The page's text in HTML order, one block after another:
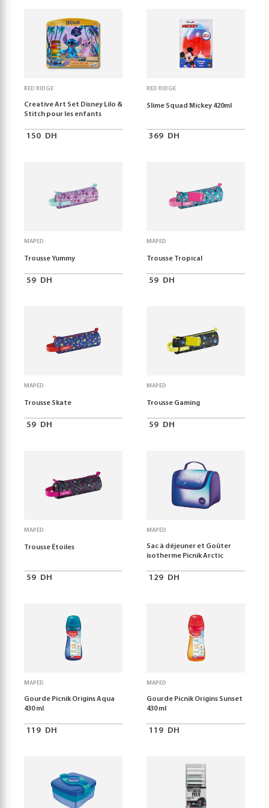
RED RIDGE
Creative Art Set Disney Lilo &
Stitch pour les enfants
150 DH
RED RIDGE
Slime Squad Mickey 420ml
369 DH
MAPED
Trousse Yummy
59 DH
MAPED
Trousse Tropical
59 DH
MAPED
Trousse Skate
59 DH
MAPED
Trousse Gaming
59 DH
MAPED
Trousse Étoiles
59 DH
MAPED
Sac à déjeuner et Goûter
isotherme Picnik Arctic
129 DH
MAPED
Gourde Picnik Origins Aqua
430 ml
119 DH
MAPED
Gourde Picnik Origins Sunset
430 ml
119 DH